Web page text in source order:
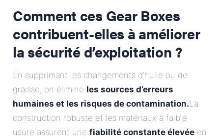
Comment ces Gear Boxes
contribuent-elles à améliorer
la sécurité d’exploitation ?
En supprimant les changements d’huile ou de
graisse, on élimine les sources d’erreurs
humaines et les risques de contamination.La
construction robuste et les matériaux à faible
usure assurent une fiabilité constante élevée en